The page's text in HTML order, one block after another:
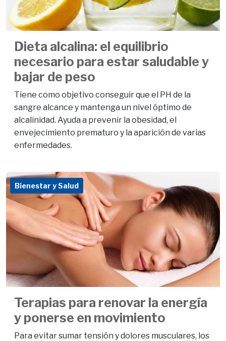
Dieta alcalina: el equilibrio
necesario para estar saludable y
bajar de peso
Tiene como objetivo conseguir que el PH de la
sangre alcance y mantenga un nivel óptimo de
alcalinidad. Ayuda a prevenir la obesidad, el
envejecimiento prematuro y la aparición de varias
enfermedades.
Bienestar y Salud
Terapias para renovar la energía
y ponerse en movimiento
Para evitar sumar tensión y dolores musculares, los